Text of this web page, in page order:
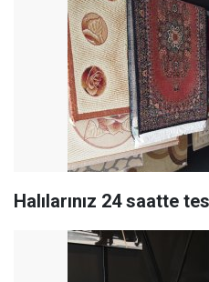
Halılarınız 24 saatte